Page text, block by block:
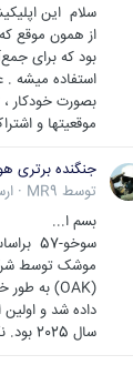
سلام این
از همون موقع
بود که برای
استفاده میشه .
بصورت خودکار ،
موقعیتها و
توسط MR9
·
سوخو-
موشک توسط
داده شد و اولین
سال 2025 بود. نکته جالب توجه در مورد...